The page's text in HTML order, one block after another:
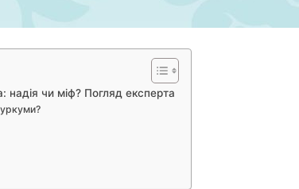
чи міф? Погляд експерта